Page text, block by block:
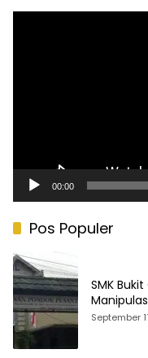
00:00
Pos Populer
SMK
September